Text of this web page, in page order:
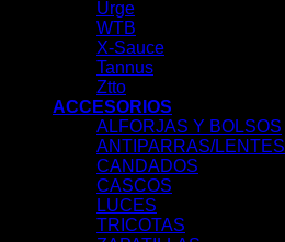
Urge
WTB
X-Sauce
Tannus
Ztto
ACCESORIOS
ALFORJAS Y BOLSOS
ANTIPARRAS/LENTES
CANDADOS
CASCOS
LUCES
TRICOTAS